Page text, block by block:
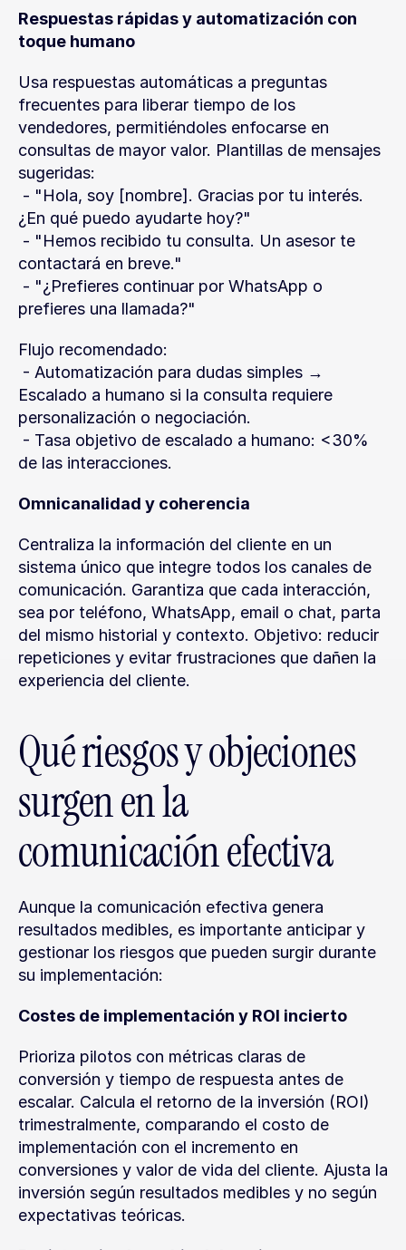
Respuestas rápidas y automatización con
toque humano
Usa respuestas automáticas a preguntas
frecuentes para liberar tiempo de los
vendedores, permitiéndoles enfocarse en
consultas de mayor valor. Plantillas de mensajes
sugeridas:
¿En qué puedo ayudarte hoy?"
contactará en breve."
prefieres una llamada?"
Flujo recomendado:
Escalado a humano si la consulta requiere
personalización o negociación.
de las interacciones.
Omnicanalidad y coherencia
Centraliza la información del cliente en un
sistema único que integre todos los canales de
comunicación. Garantiza que cada interacción,
sea por teléfono, WhatsApp, email o chat, parta
del mismo historial y contexto. Objetivo: reducir
repeticiones y evitar frustraciones que dañen la
experiencia del cliente.
Qué riesgos y objeciones
surgen en la
comunicación efectiva
Aunque la comunicación efectiva genera
resultados medibles, es importante anticipar y
gestionar los riesgos que pueden surgir durante
su implementación:
Costes de implementación y ROI incierto
Prioriza pilotos con métricas claras de
conversión y tiempo de respuesta antes de
escalar. Calcula el retorno de la inversión (ROI)
trimestralmente, comparando el costo de
implementación con el incremento en
conversiones y valor de vida del cliente. Ajusta la
inversión según resultados medibles y no según
expectativas teóricas.